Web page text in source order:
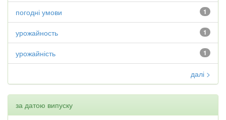
1
погодні умови
1
урожайность
1
урожайність
далі >
за датою випуску